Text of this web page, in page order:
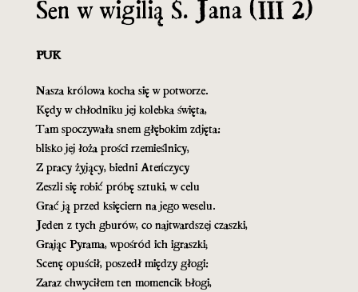
Sen w wigilią Ś. Jana (III 2)
PUK
Nasza królowa kocha się w potworze.
Kędy w chłodniku jej kolebka święta,
Tam spoczywała snem głębokim zdjęta:
blisko jej łoża prości rzemieślnicy,
Z pracy żyjący, biedni Ateńczycy
Zeszli się robić próbę sztuki, w celu
Grać ją przed księciern na jego weselu.
Jeden z tych gburów, co najtwardszej czaszki,
Grając Pyrama, wpośród ich igraszki;
Scenę opuścił, poszedł między głogi:
Zaraz chwyciłem ten momencik błogi,